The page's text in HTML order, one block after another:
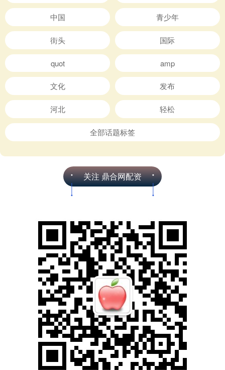
中国 青少年
街头 国际
quot amp
文化 发布
河北 轻松
全部话题标签
关注 鼎合网配资